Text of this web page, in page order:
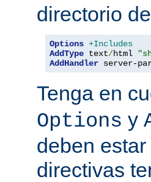
directorio
Options +Includes
AddType text/html
AddHandler server-
Tenga en
Options y
deben
directivas